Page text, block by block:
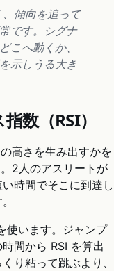
傾向を追って
です。シグナ
こへ動くか、
示しうる大き
数（RSI）
高さを生み出すかを
2人のアスリートが
時間でそこに到達し
使います。ジャンプ
間から RSI を算出
り粘って跳ぶより、